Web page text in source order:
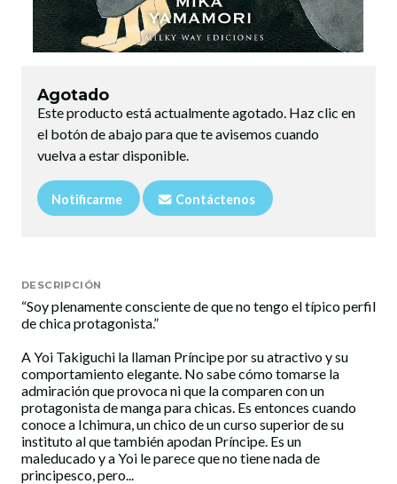
Agotado
Este producto está actualmente agotado. Haz clic en
el botón de abajo para que te avisemos cuando
vuelva a estar disponible.
Notificarme Contáctenos
DESCRIPCIÓN
“Soy plenamente consciente de que no tengo el típico perfil
de chica protagonista.”
A Yoi Takiguchi la llaman Príncipe por su atractivo y su
comportamiento elegante. No sabe cómo tomarse la
admiración que provoca ni que la comparen con un
protagonista de manga para chicas. Es entonces cuando
conoce a Ichimura, un chico de un curso superior de su
instituto al que también apodan Príncipe. Es un
maleducado y a Yoi le parece que no tiene nada de
principesco, pero...